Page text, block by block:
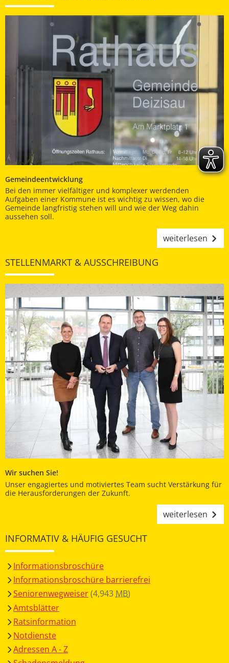
Gemeindeentwicklung
Bei den immer vielfältiger und komplexer werdenden
Aufgaben einer Kommune ist es wichtig zu wissen, wo die
Gemeinde langfristig stehen will und wie der Weg dahin
aussehen soll.
weiterlesen
STELLENMARKT & AUSSCHREIBUNG
Wir suchen Sie!
Unser engagiertes und motiviertes Team sucht Verstärkung für
die Herausforderungen der Zukunft.
weiterlesen
INFORMATIV & HÄUFIG GESUCHT
Informationsbroschüre
Informationsbroschüre barrierefrei
Seniorenwegweiser(4,943MB)
Amtsblätter
Ratsinformation
Notdienste
Adressen A - Z